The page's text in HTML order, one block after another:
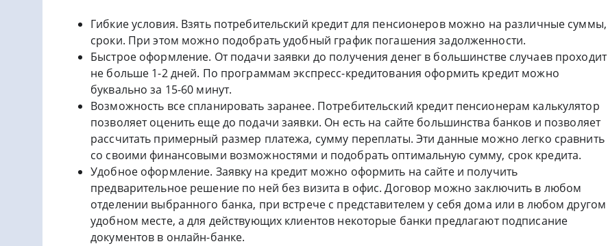
Гибкие условия. Взять потребительский кредит для пенсионеров можно на различные суммы,
сроки. При этом можно подобрать удобный график погашения задолженности.
Быстрое оформление. От подачи заявки до получения денег в большинстве случаев проходит
не больше 1-2 дней. По программам экспресс-кредитования оформить кредит можно
буквально за 15-60 минут.
Возможность все спланировать заранее. Потребительский кредит пенсионерам калькулятор
позволяет оценить еще до подачи заявки. Он есть на сайте большинства банков и позволяет
рассчитать примерный размер платежа, сумму переплаты. Эти данные можно легко сравнить
со своими финансовыми возможностями и подобрать оптимальную сумму, срок кредита.
Удобное оформление. Заявку на кредит можно оформить на сайте и получить
предварительное решение по ней без визита в офис. Договор можно заключить в любом
отделении выбранного банка, при встрече с представителем у себя дома или в любом другом
удобном месте, а для действующих клиентов некоторые банки предлагают подписание
документов в онлайн-банке.